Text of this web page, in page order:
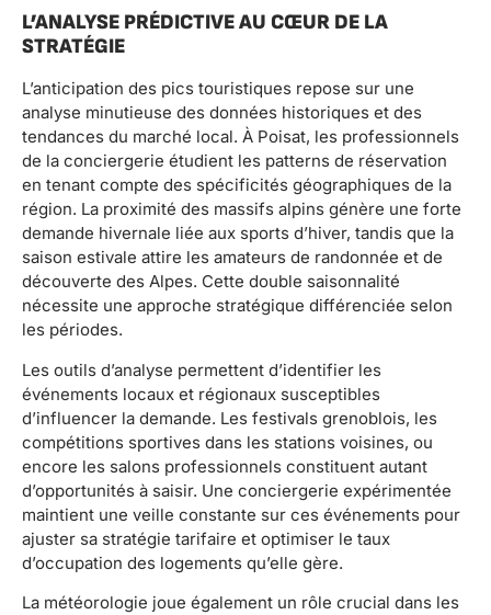
L’ANALYSE PRÉDICTIVE AU CŒUR DE LA
STRATÉGIE
L’anticipation des pics touristiques repose sur une
analyse minutieuse des données historiques et des
tendances du marché local. À Poisat, les professionnels
de la conciergerie étudient les patterns de réservation
en tenant compte des spécificités géographiques de la
région. La proximité des massifs alpins génère une forte
demande hivernale liée aux sports d’hiver, tandis que la
saison estivale attire les amateurs de randonnée et de
découverte des Alpes. Cette double saisonnalité
nécessite une approche stratégique différenciée selon
les périodes.
Les outils d’analyse permettent d’identifier les
événements locaux et régionaux susceptibles
d’influencer la demande. Les festivals grenoblois, les
compétitions sportives dans les stations voisines, ou
encore les salons professionnels constituent autant
d’opportunités à saisir. Une conciergerie expérimentée
maintient une veille constante sur ces événements pour
ajuster sa stratégie tarifaire et optimiser le taux
d’occupation des logements qu’elle gère.
La météorologie joue également un rôle crucial dans les